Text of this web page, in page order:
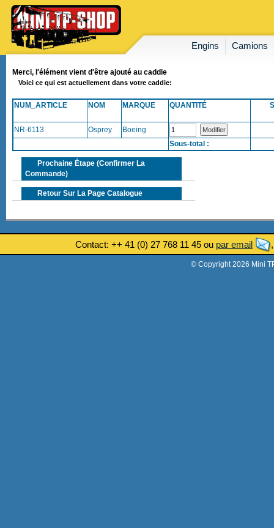
Engins Camions
Merci, l'élément vient d'être ajouté au caddie
Voici ce qui est actuellement dans votre caddie:
NUM_ARTICLE NOM MARQUE QUANTITÉ
NR-6113 Osprey
Boeing
Sous-total :
Prochaine Étape (confirmer La
Commande)
Retour Sur La Page Catalogue
Contact: ++ 41 (0) 27 768 11 45 ou par email
© Copyright 2026 Mini